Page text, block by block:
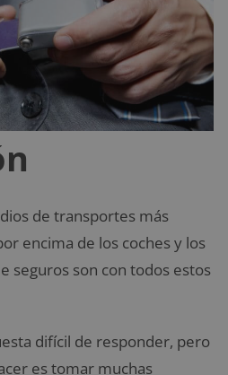
de transportes más
encima de los coches y los
seguros son con todos estos
difícil de responder, pero
es tomar muchas